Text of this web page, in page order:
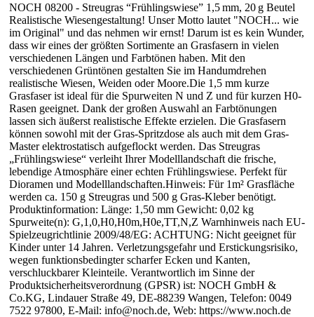
NOCH 08200 - Streugras “Frühlingswiese” 1,5 mm, 20 g Beutel
Realistische Wiesengestaltung! Unser Motto lautet "NOCH... wie
im Original" und das nehmen wir ernst! Darum ist es kein Wunder,
dass wir eines der größten Sortimente an Grasfasern in vielen
verschiedenen Längen und Farbtönen haben. Mit den
verschiedenen Grüntönen gestalten Sie im Handumdrehen
realistische Wiesen, Weiden oder Moore.Die 1,5 mm kurze
Grasfaser ist ideal für die Spurweiten N und Z und für kurzen H0-
Rasen geeignet. Dank der großen Auswahl an Farbtönungen
lassen sich äußerst realistische Effekte erzielen. Die Grasfasern
können sowohl mit der Gras-Spritzdose als auch mit dem Gras-
Master elektrostatisch aufgeflockt werden. Das Streugras
„Frühlingswiese“ verleiht Ihrer Modelllandschaft die frische,
lebendige Atmosphäre einer echten Frühlingswiese. Perfekt für
Dioramen und Modelllandschaften.Hinweis: Für 1m² Grasfläche
werden ca. 150 g Streugras und 500 g Gras-Kleber benötigt.
Produktinformation: Länge: 1,50 mm Gewicht: 0,02 kg
Spurweite(n): G,1,0,H0,H0m,H0e,TT,N,Z Warnhinweis nach EU-
Spielzeugrichtlinie 2009/48/EG: ACHTUNG: Nicht geeignet für
Kinder unter 14 Jahren. Verletzungsgefahr und Erstickungsrisiko,
wegen funktionsbedingter scharfer Ecken und Kanten,
verschluckbarer Kleinteile. Verantwortlich im Sinne der
Produktsicherheitsverordnung (GPSR) ist: NOCH GmbH &
Co.KG, Lindauer Straße 49, DE-88239 Wangen, Telefon: 0049
7522 97800, E-Mail: info@noch.de, Web: https://www.noch.de